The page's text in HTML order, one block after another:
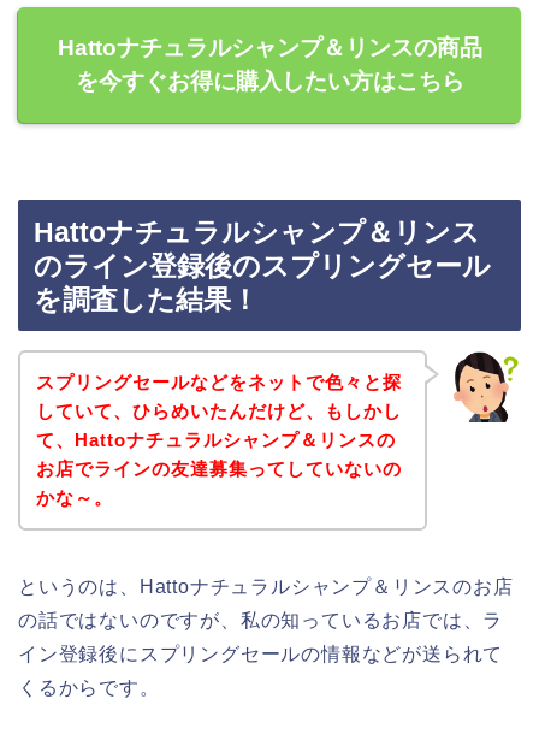
Hattoナチュラルシャンプ＆リンスの商品
を今すぐお得に購入したい方はこちら
Hattoナチュラルシャンプ＆リンス
のライン登録後のスプリングセール
を調査した結果！
スプリングセールなどをネットで色々と探
していて、ひらめいたんだけど、もしかし
て、Hattoナチュラルシャンプ＆リンスの
お店でラインの友達募集ってしていないの
かな～。
というのは、Hattoナチュラルシャンプ＆リンスのお店
の話ではないのですが、私の知っているお店では、ラ
イン登録後にスプリングセールの情報などが送られて
くるからです。